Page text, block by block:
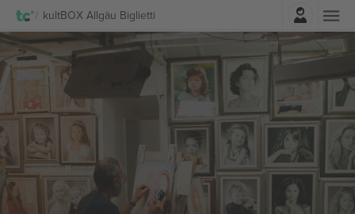
kultBOX Allgäu Biglietti